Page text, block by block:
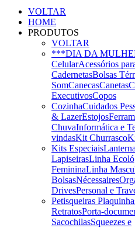
VOLTAR
HOME
PRODUTOS
VOLTAR
***DIA DA
CelularAcessórios
CadernetasBolsas
SomCanecasCanetas
ExecutivosCopos
CozinhaCuidados
& LazerEstojos
ChuvaInformática e
vindasKit Churrasco
Kits Especiais
LapiseirasLinha
FemininaLinha
BolsasNécessaires
DrivesPersonal e
Petisqueiras
RetratosPorta-
SacochilasSqueezes e